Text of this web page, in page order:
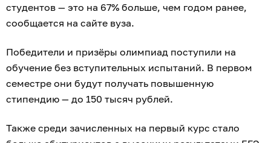
студентов — это на 67% больше, чем годом ранее,
сообщается на сайте вуза.
Победители и призёры олимпиад поступили на
обучение без вступительных испытаний. В первом
семестре они будут получать повышенную
стипендию — до 150 тысяч рублей.
Также среди зачисленных на первый курс стало